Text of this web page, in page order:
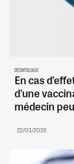
DÉONTOLOGIE
En cas
d’une
médecin
22/03/2026